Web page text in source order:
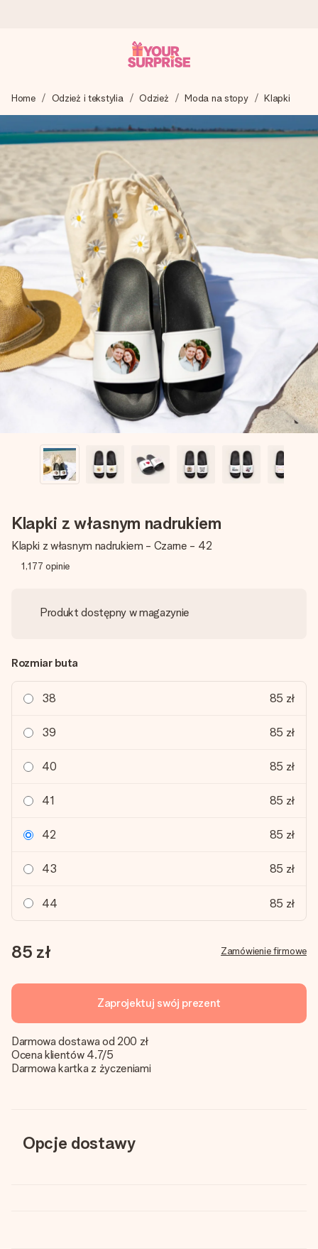
Tworzymy Twój prezent z troską i wysyłamy go w mgnieniu
oka – dzięki czemu możesz go dać dokładnie we
właściwym momencie, kiedy ma to największe znaczenie
4,7 (na podstawie +15 000 opinii)
Nasze prezenty inspirują. Klienci oceniają nas na 4,7 w
Google Reviews.
Darmowy bilecik z życzeniami
Stwórz coś wyjątkowego w zaledwie kilku krokach – z jej
imieniem, swoim zdjęciem lub wiadomością, która naprawdę
poruszy serce. Bez problemu, po prostu ogrom miłości na
tę chwilę.
Home Odzież i tekstylia Odzież Moda na stopy Klapki
Klapki z własnym nadrukiem
Klapki z własnym nadrukiem - Czarne - 42
1,177 opinie
Produkt dostępny w magazynie
Rozmiar buta
38 85 zł
39 85 zł
40 85 zł
41 85 zł
42 85 zł
43 85 zł
44 85 zł
85 zł Zamówienie firmowe
Zaprojektuj swój prezent
Darmowa dostawa od 200 zł
Ocena klientów 4.7/5
Darmowa kartka z życzeniami
Opcje dostawy